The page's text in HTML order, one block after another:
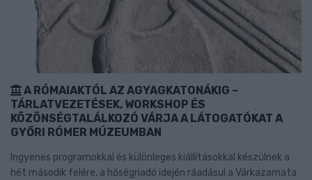
A RÓMAIAKTÓL AZ AGYAGKATONÁKIG –
TÁRLATVEZETÉSEK, WORKSHOP ÉS
KÖZÖNSÉGTALÁLKOZÓ VÁRJA A LÁTOGATÓKAT A
GYŐRI RÓMER MÚZEUMBAN
Ingyenes programokkal és különleges kiállításokkal készülnek a
hét második felére, a hőségriadó idején ráadásul a Várkazamata